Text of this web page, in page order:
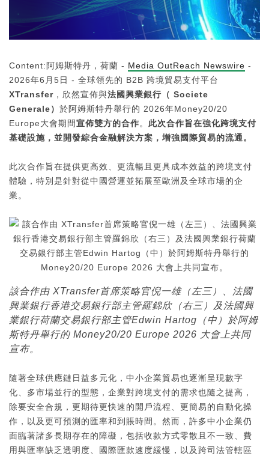
Content:阿姆斯特丹，荷蘭 - Media OutReach Newswire -
2026年6月5日 - 全球領先的 B2B 跨境貿易支付平台
XTransfer ，欣然宣佈與法國興業銀行（ Societe
Generale） 於阿姆斯特丹舉行的 2026年Money20/20
Europe大會期間宣佈雙方的合作。 此次合作旨在強化跨境支付
基礎設施，並開發綜合金融解決方案，增強國際貿易的流通。
此次合作旨在提供更高效、更流暢且更具成本效益的跨境支付
體驗，特別是針對從中國營運並拓展至歐洲及全球市場的企
業。
該合作由 XTransfer首席策略官倪一雄（左三）、法國
興業銀行香港交易銀行部主管羅錦欣（右三）及法國興
業銀行荷蘭交易銀行部主管Edwin Hartog（中）於阿姆
斯特丹舉行的 Money20/20 Europe 2026 大會上共同
宣布。
隨著全球供應鏈日益多元化，中小企業貿易也逐漸呈現數字
化、多市場並行的型態，企業對跨境支付的需求也隨之提高，
除要安全合規，更期待更快速的開戶流程、更簡易的自動化操
作，以及更可預測的匯率和到賬時間。然而，許多中小企業仍
面臨著諸多長期存在的障礙，包括收款方式零散且不一致、費
用與匯率缺乏透明度、國際匯款速度緩慢，以及跨司法管轄區